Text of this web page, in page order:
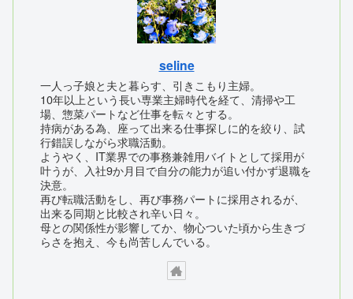
seline
一人っ子娘と夫と暮らす、引きこもり主婦。
10年以上という長い専業主婦時代を経て、清掃や工
場、惣菜パートなど仕事を転々とする。
持病がある為、座って出来る仕事探しに的を絞り、試
行錯誤しながら求職活動。
ようやく、IT業界での事務兼雑用バイトとして採用が
叶うが、入社9か月目で自分の能力が追い付かず退職を
決意。
再び転職活動をし、再び事務パートに採用されるが、
出来る同期と比較され辛い日々。
母との関係性が影響してか、物心ついた頃から生きづ
らさを抱え、今も尚苦しんでいる。